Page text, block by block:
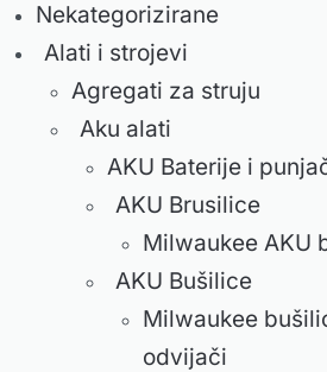
Nekategorizirane
Alati i strojevi
Agregati za struju
Aku alati
AKU Baterije i
AKU Brusilice
Milwaukee AKU
AKU Bušilice
Milwaukee
odvijači